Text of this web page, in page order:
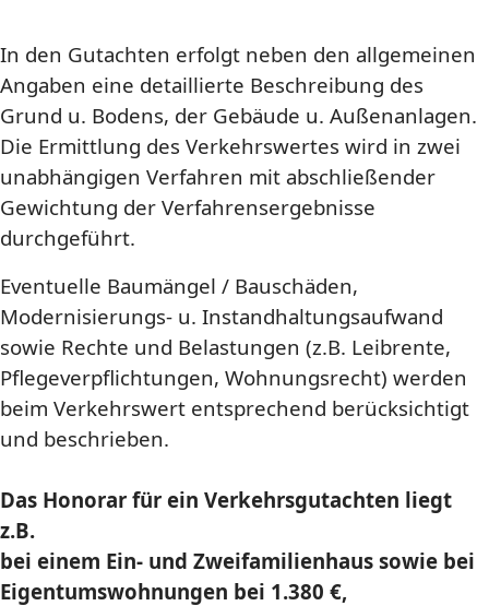
In den Gutachten erfolgt neben den allgemeinen
Angaben eine detaillierte Beschreibung des
Grund u. Bodens, der Gebäude u. Außenanlagen.
Die Ermittlung des Verkehrswertes wird in zwei
unabhängigen Verfahren mit abschließender
Gewichtung der Verfahrensergebnisse
durchgeführt.
Eventuelle Baumängel / Bauschäden,
Modernisierungs- u. Instandhaltungsaufwand
sowie Rechte und Belastungen (z.B. Leibrente,
Pflegeverpflichtungen, Wohnungsrecht) werden
beim Verkehrswert entsprechend berücksichtigt
und beschrieben.
Das Honorar für ein Verkehrsgutachten liegt
z.B.
bei einem Ein- und Zweifamilienhaus sowie bei
Eigentumswohnungen bei 1.380 €,